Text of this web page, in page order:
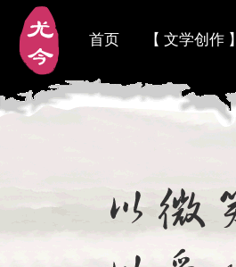
首页 【 文学创作 】